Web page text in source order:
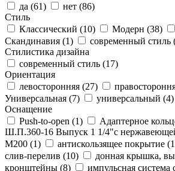
да (61) нет (86)
Стиль
Классический (10) Модерн (38)
Скандинавия (1) современный стиль
Стилистика дизайна
современный стиль (17)
Ориентация
левосторонняя (27)
Универсальная (7) универсальный (4)
Оснащение
Push-to-open (1)
Адаптерное
Ш.П.360-16 Выпуск 1 1/4"с
М200 (1) антискользящее покрытие (
слив-перелив (10)
донная крышка,
кронштейны (8) импульсная